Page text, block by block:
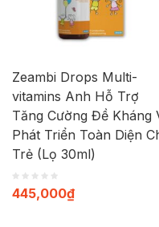
Zeambi Drops Multi-
vitamins Anh Hỗ Trợ
Tăng Cường Đề Kháng
Phát Triển Toàn Diện
Trẻ (Lọ 30ml)
445,000₫